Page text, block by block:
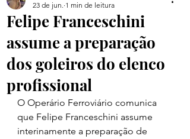
Felipe Franceschini
assume a preparação
dos goleiros do elenco
profissional
23 de jun. 1 min de leitura
O Operário Ferroviário comunica
que Felipe Franceschini assume
interinamente a preparação de